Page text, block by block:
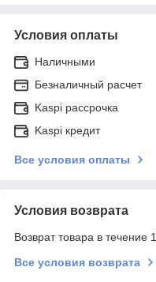
Условия оплаты
Наличными
Безналичный расчет
Kaspi рассрочка
Kaspi кредит
Все условия оплаты
Условия возврата
Возврат товара в течение
Все условия возврата